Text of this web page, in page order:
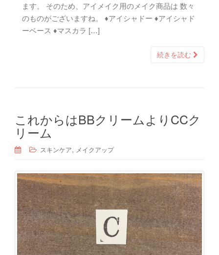
ます。 そのため、アイメイク用のメイク商品は 数々
のものがございますね。 ♦アイシャドー ♦アイシャド
ーベース ♦マスカラ […]
続きを読む
これからはBBクリームよりCCク
リーム
スキンケア, メイクアップ